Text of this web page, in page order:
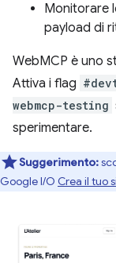
Monitorare
payload di
WebMCP è uno
Attiva i flag
webmcp-testing
sperimentare.
Suggerimento:
Google I/O Crea il tuo